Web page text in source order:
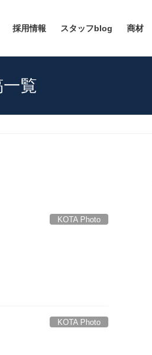
採用情報 スタッフblog 商材
覧
KOTA Photo
KOTA Photo